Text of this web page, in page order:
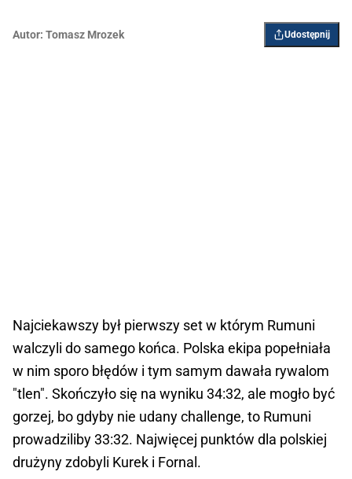
Autor: Tomasz Mrozek Udostępnij
Najciekawszy był pierwszy set w którym Rumuni
walczyli do samego końca. Polska ekipa popełniała
w nim sporo błędów i tym samym dawała rywalom
"tlen". Skończyło się na wyniku 34:32, ale mogło być
gorzej, bo gdyby nie udany challenge, to Rumuni
prowadziliby 33:32. Najwięcej punktów dla polskiej
drużyny zdobyli Kurek i Fornal.